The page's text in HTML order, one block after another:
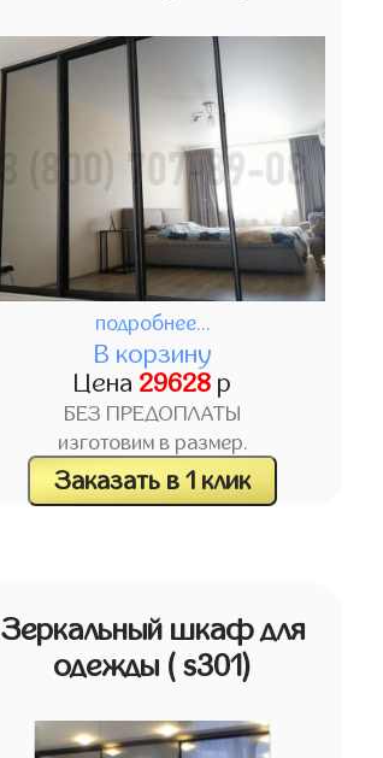
подробнее...
В корзину
Цена 29628 р
БЕЗ ПРЕДОПЛАТЫ
изготовим в размер.
Заказать в 1 клик
Зеркальный шкаф для
одежды ( s301)